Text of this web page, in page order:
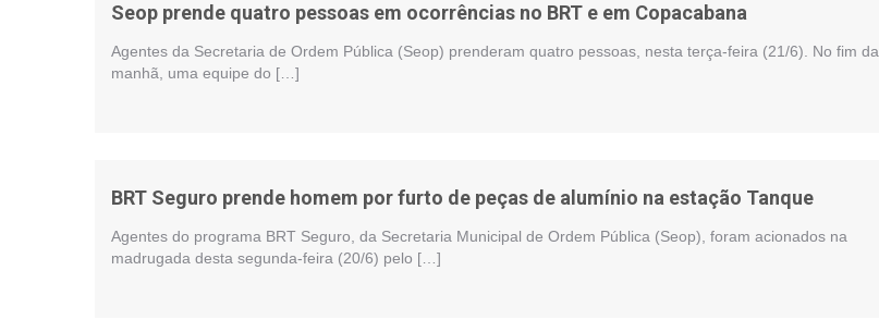
Seop prende quatro pessoas em ocorrências no BRT e em Copacabana
Agentes da Secretaria de Ordem Pública (Seop) prenderam quatro pessoas, nesta terça-feira (21/6). No fim da
manhã, uma equipe do […]
BRT Seguro prende homem por furto de peças de alumínio na estação Tanque
Agentes do programa BRT Seguro, da Secretaria Municipal de Ordem Pública (Seop), foram acionados na
madrugada desta segunda-feira (20/6) pelo […]